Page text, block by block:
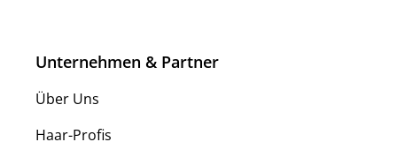
Unternehmen & Partner
Über Uns
Haar-Profis